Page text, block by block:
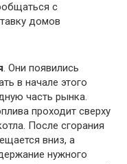
с
домов
. Они появились
в начале этого
часть рынка.
проходит сверху
После сгорания
вниз, а
нужного